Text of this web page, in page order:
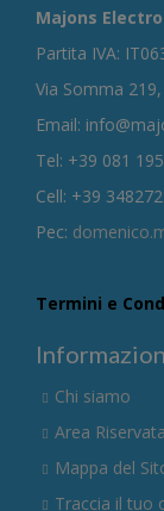
Majons
Partita IVA:
Via Somma
Email:
Tel: +39 081
Cell: +39
Pec:
Termini e
Chi siamo
Area Riservata
Mappa del
Traccia il tuo